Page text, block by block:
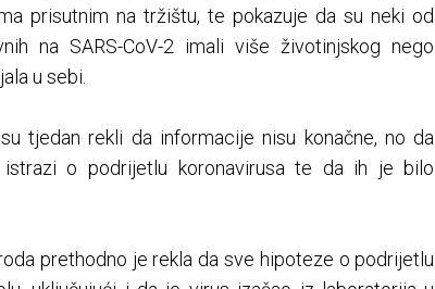
prisutnim na tržištu, te pokazuje da su neki od
na SARS-CoV-2 imali više životinjskog nego
u sebi.
tjedan rekli da informacije nisu konačne, no da
o podrijetlu koronavirusa te da ih je bilo
prethodno je rekla da sve hipoteze o podrijetlu